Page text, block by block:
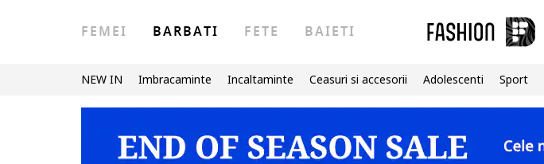
FEMEI BARBATI FETE BAIETI
NEW IN Imbracaminte Incaltaminte Ceasuri si accesorii Adolescenti Sport